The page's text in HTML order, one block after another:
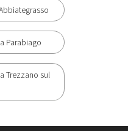
Parabiago
Trezzano sul